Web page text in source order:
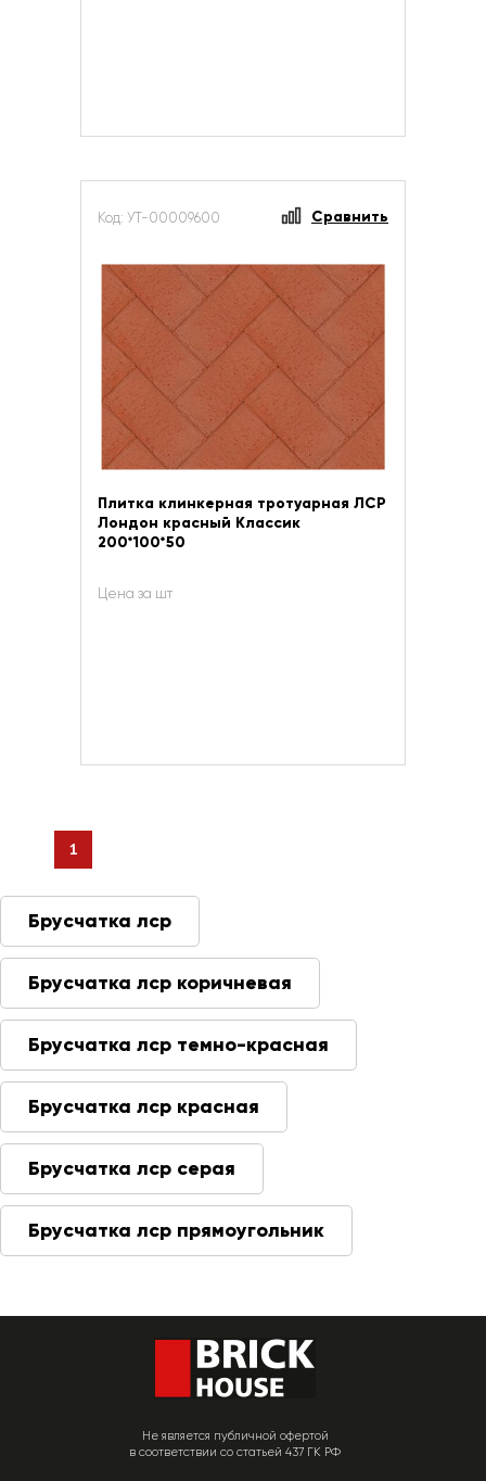
Код: УТ-00009600 Сравнить
Плитка клинкерная тротуарная ЛСР
Лондон красный Классик
200*100*50
Цена за шт
1
Брусчатка лср
Брусчатка лср коричневая
Брусчатка лср темно-красная
Брусчатка лср красная
Брусчатка лср серая
Брусчатка лср прямоугольник
Не является публичной офертой
в соответствии со статьей 437 ГК РФ